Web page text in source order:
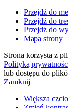
Przejdź do
Przejdź do
Przejdź do
Mapa strony
Strona korzysta z
Polityką
lub dostępu do
Zamknij
Większa